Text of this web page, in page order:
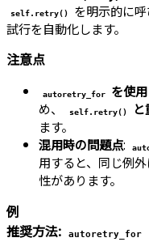
self.retry()
を明示的に
試行を自動化します。
注意点
autoretry_for を使
め、
self.retry()
ます。
混用時の問題点:
用すると、同じ例
性があります。
例
推奨方法:
autoretry_for